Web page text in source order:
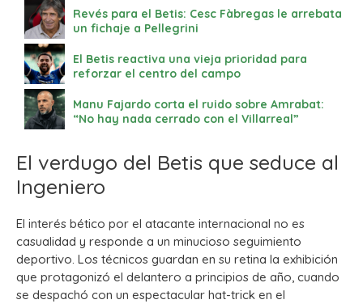
Revés para el Betis: Cesc Fàbregas le arrebata
un fichaje a Pellegrini
El Betis reactiva una vieja prioridad para
reforzar el centro del campo
Manu Fajardo corta el ruido sobre Amrabat:
“No hay nada cerrado con el Villarreal”
El verdugo del Betis que seduce al
Ingeniero
El interés bético por el atacante internacional no es
casualidad y responde a un minucioso seguimiento
deportivo. Los técnicos guardan en su retina la exhibición
que protagonizó el delantero a principios de año, cuando
se despachó con un espectacular hat-trick en el